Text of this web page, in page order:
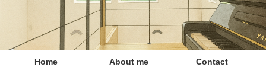
Home About me Contact